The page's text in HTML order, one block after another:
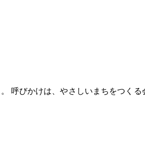
呼びかけは、やさしいまちをつく